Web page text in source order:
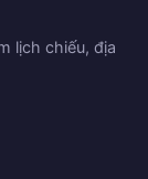
lịch chiếu, địa